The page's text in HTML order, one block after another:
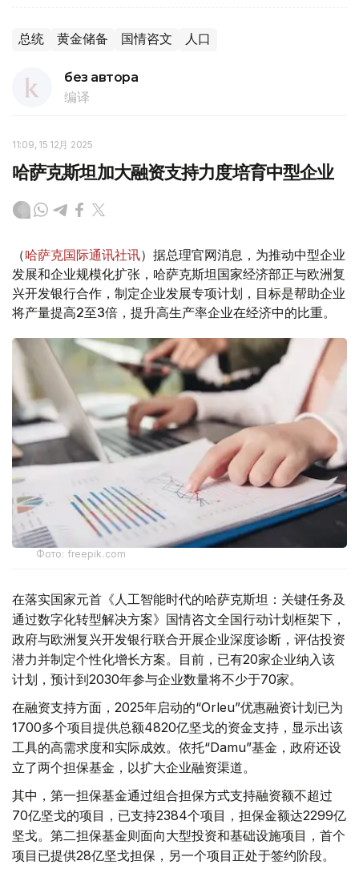
总统 黄金储备 国情咨文 人口
без автора
编译
11:09, 15 12月 2025
哈萨克斯坦加大融资支持力度培育中型企业
（哈萨克国际通讯社讯）据总理官网消息，为推动中型企业
发展和企业规模化扩张，哈萨克斯坦国家经济部正与欧洲复
兴开发银行合作，制定企业发展专项计划，目标是帮助企业
将产量提高2至3倍，提升高生产率企业在经济中的比重。
Фото: freepik.com
在落实国家元首《人工智能时代的哈萨克斯坦：关键任务及
通过数字化转型解决方案》国情咨文全国行动计划框架下，
政府与欧洲复兴开发银行联合开展企业深度诊断，评估投资
潜力并制定个性化增长方案。目前，已有20家企业纳入该
计划，预计到2030年参与企业数量将不少于70家。
在融资支持方面，2025年启动的“Orleu”优惠融资计划已为
1700多个项目提供总额4820亿坚戈的资金支持，显示出该
工具的高需求度和实际成效。依托“Damu”基金，政府还设
立了两个担保基金，以扩大企业融资渠道。
其中，第一担保基金通过组合担保方式支持融资额不超过
70亿坚戈的项目，已支持2384个项目，担保金额达2299亿
坚戈。第二担保基金则面向大型投资和基础设施项目，首个
项目已提供28亿坚戈担保，另一个项目正处于签约阶段。